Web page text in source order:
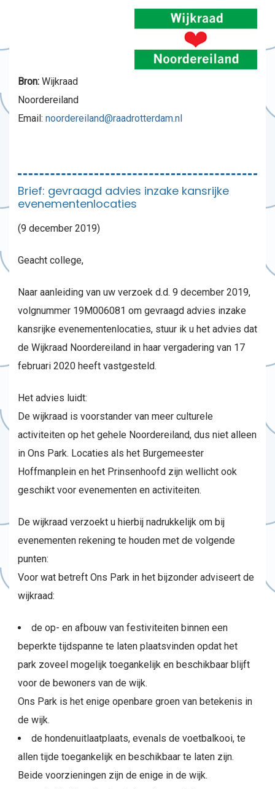
Bron: Wijkraad
Noordereiland
Email: noordereiland@raadrotterdam.nl
Brief: gevraagd advies inzake kansrijke
evenementenlocaties
(9 december 2019)
Geacht college,
Naar aanleiding van uw verzoek d.d. 9 december 2019,
volgnummer 19M006081 om gevraagd advies inzake
kansrijke evenementenlocaties, stuur ik u het advies dat
de Wijkraad Noordereiland in haar vergadering van 17
februari 2020 heeft vastgesteld.
Het advies luidt:
De wijkraad is voorstander van meer culturele
activiteiten op het gehele Noordereiland, dus niet alleen
in Ons Park. Locaties als het Burgemeester
Hoffmanplein en het Prinsenhoofd zijn wellicht ook
geschikt voor evenementen en activiteiten.
De wijkraad verzoekt u hierbij nadrukkelijk om bij
evenementen rekening te houden met de volgende
punten:
Voor wat betreft Ons Park in het bijzonder adviseert de
wijkraad:
de op- en afbouw van festiviteiten binnen een
beperkte tijdspanne te laten plaatsvinden opdat het
park zoveel mogelijk toegankelijk en beschikbaar blijft
voor de bewoners van de wijk.
Ons Park is het enige openbare groen van betekenis in
de wijk.
de hondenuitlaatplaats, evenals de voetbalkooi, te
allen tijde toegankelijk en beschikbaar te laten zijn.
Beide voorzieningen zijn de enige in de wijk.